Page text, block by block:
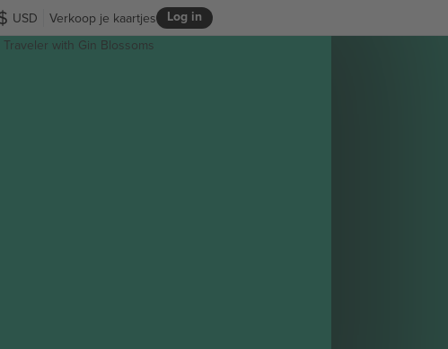
USD Log in
Verkoop je kaartjes